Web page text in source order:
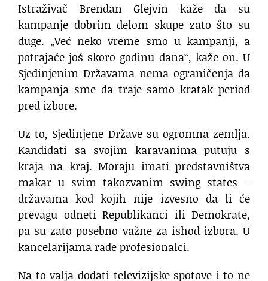
Istraživač Brendan Glejvin kaže da su
kampanje dobrim delom skupe zato što su
duge. „Već neko vreme smo u kampanji, a
potrajaće još skoro godinu dana“, kaže on. U
Sjedinjenim Državama nema ograničenja da
kampanja sme da traje samo kratak period
pred izbore.
Uz to, Sjedinjene Države su ogromna zemlja.
Kandidati sa svojim karavanima putuju s
kraja na kraj. Moraju imati predstavništva
makar u svim takozvanim swing states –
državama kod kojih nije izvesno da li će
prevagu odneti Republikanci ili Demokrate,
pa su zato posebno važne za ishod izbora. U
kancelarijama rade profesionalci.
Na to valja dodati televizijske spotove i to ne